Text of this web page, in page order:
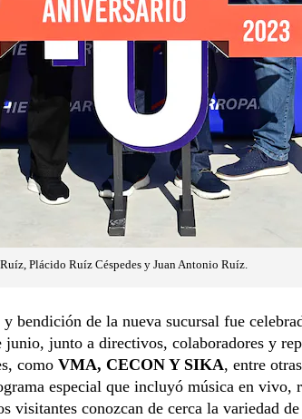
Plácido Ruíz Céspedes y Juan Antonio Ruíz.
bendición de la nueva sucursal fue
junio, junto a directivos, colaboradores y
como VMA, CECON Y SIKA, entre
especial que incluyó música en vivo,
visitantes conozcan de cerca la variedad